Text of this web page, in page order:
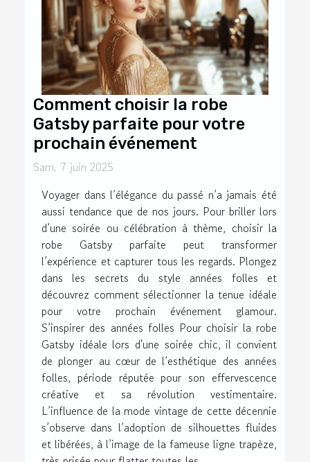
Comment choisir la robe
Gatsby parfaite pour votre
prochain événement
Sam. 7 juin 2025
Voyager dans l’élégance du passé n’a jamais été
aussi tendance que de nos jours. Pour briller lors
d’une soirée ou célébration à thème, choisir la
robe Gatsby parfaite peut transformer
l’expérience et capturer tous les regards. Plongez
dans les secrets du style années folles et
découvrez comment sélectionner la tenue idéale
pour votre prochain événement glamour.
S’inspirer des années folles Pour choisir la robe
Gatsby idéale lors d'une soirée chic, il convient
de plonger au cœur de l’esthétique des années
folles, période réputée pour son effervescence
créative et sa révolution vestimentaire.
L’influence de la mode vintage de cette décennie
s’observe dans l’adoption de silhouettes fluides
et libérées, à l’image de la fameuse ligne trapèze,